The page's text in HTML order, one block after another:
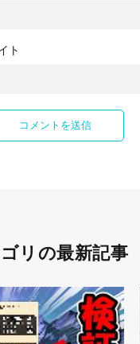
ト
リの最新記事